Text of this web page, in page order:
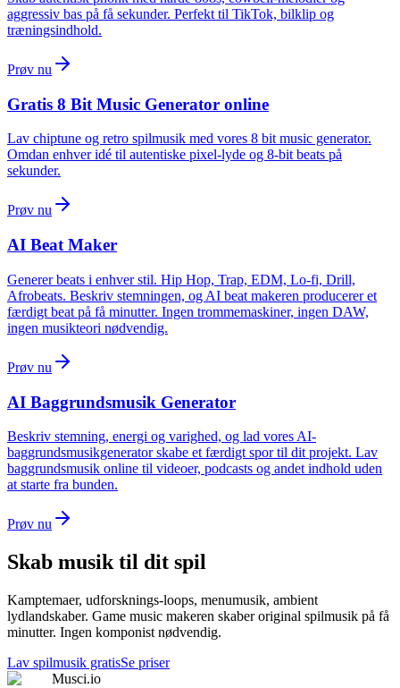
aggressiv bas på få sekunder. Perfekt til TikTok, bilklip og
træningsindhold.
Prøv nu
Gratis 8 Bit Music Generator online
Lav chiptune og retro spilmusik med vores 8 bit music generator.
Omdan enhver idé til autentiske pixel-lyde og 8-bit beats på
sekunder.
Prøv nu
AI Beat Maker
Generer beats i enhver stil. Hip Hop, Trap, EDM, Lo-fi, Drill,
Afrobeats. Beskriv stemningen, og AI beat makeren producerer et
færdigt beat på få minutter. Ingen trommemaskiner, ingen DAW,
ingen musikteori nødvendig.
Prøv nu
AI Baggrundsmusik Generator
Beskriv stemning, energi og varighed, og lad vores AI-
baggrundsmusikgenerator skabe et færdigt spor til dit projekt. Lav
baggrundsmusik online til videoer, podcasts og andet indhold uden
at starte fra bunden.
Prøv nu
Skab musik til dit spil
Kamptemaer, udforsknings-loops, menumusik, ambient
lydlandskaber. Game music makeren skaber original spilmusik på få
minutter. Ingen komponist nødvendig.
Lav spilmusik gratisSe priser
Musci.io